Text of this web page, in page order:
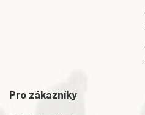
Pro zákazníky